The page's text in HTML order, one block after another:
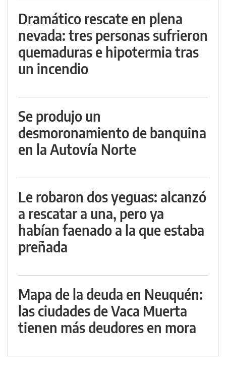
Dramático rescate en plena
nevada: tres personas sufrieron
quemaduras e hipotermia tras
un incendio
Se produjo un
desmoronamiento de banquina
en la Autovía Norte
Le robaron dos yeguas: alcanzó
a rescatar a una, pero ya
habían faenado a la que estaba
preñada
Mapa de la deuda en Neuquén:
las ciudades de Vaca Muerta
tienen más deudores en mora